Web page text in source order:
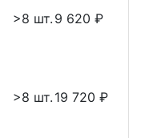
>8 шт. 9 620 ₽
>8 шт. 19 720 ₽